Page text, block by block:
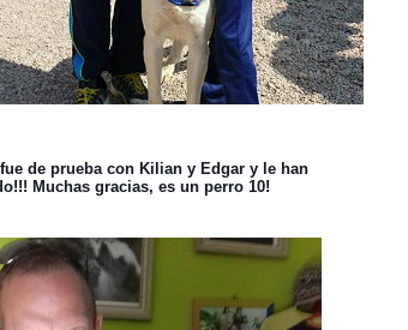
de prueba con Kilian y Edgar y le han
Muchas gracias, es un perro 10!